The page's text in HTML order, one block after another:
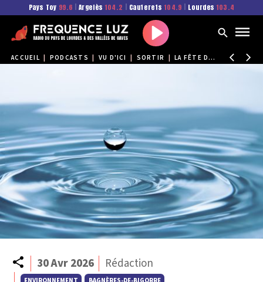
Pays Toy 99.6 Argelès 104.2 Cauterets 104.9 Lourdes 103.4
Play
ACCUEIL PODCASTS VU D'ICI SORTIR LA FÊTE DE L'EAU À BAGNÈRES-DE-BIGORRE
Partager
30 Avr 2026 Rédaction